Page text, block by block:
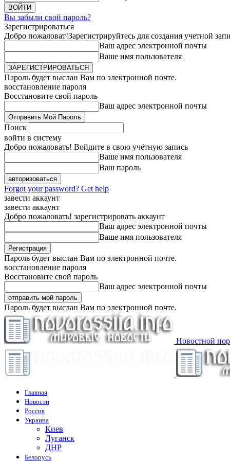
Вы забыли свой пароль?
Зарегистрироваться
Добро пожаловат!Зарегистрируйтесь для создания учетной
Ваш адрес электронной почты
Ваше имя пользователя
Пароль будет выслан Вам по электронной почте.
восстановление пароля
Восстановите свой пароль
Ваш адрес электронной почты
Поиск
войти в систему
Добро пожаловать! Войдите в свою учётную запись
Ваше имя пользователя
Ваш пароль
Forgot your password? Get help
завести аккаунт
завести аккаунт
Добро пожаловать! зарегистрировать аккаунт
Ваш адрес электронной почты
Ваше имя пользователя
Пароль будет выслан Вам по электронной почте.
восстановление пароля
Восстановите свой пароль
Ваш адрес электронной почты
Пароль будет выслан Вам по электронной почте.
Новостной
Главная
Новости
Россия
Украина
Киев
Луганск
ДНР
Белорусь